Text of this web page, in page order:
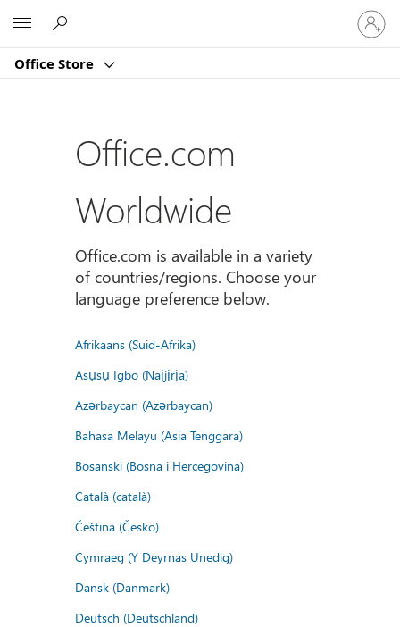
Office Store
Sign
in
to
account
Office.com
Worldwide
Office.com is available in a variety
of countries/regions. Choose your
language preference below.
Afrikaans (Suid-Afrika)
Asụsụ Igbo (Naịjịrịa)
Azərbaycan (Azərbaycan)
Bahasa Melayu (Asia Tenggara)
Bosanski (Bosna i Hercegovina)
Català (català)
Čeština (Česko)
Cymraeg (Y Deyrnas Unedig)
Dansk (Danmark)
Deutsch (Deutschland)